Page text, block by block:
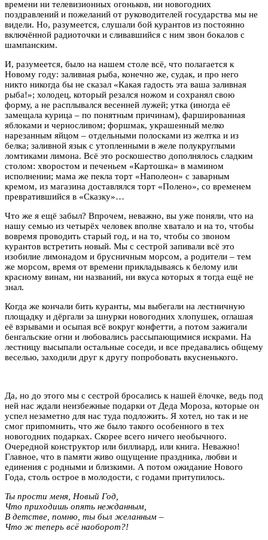
времени ни телевизионных огоньков, ни новогодних
поздравлений и пожеланий от руководителей государства мы не
видели. Но, разумеется, слушали бой курантов из постоянно
включённой радиоточки и сливавшийся с ним звон бокалов с
шампанским.
И, разумеется, было на нашем столе всё, что полагается к
Новому году: заливная рыба, конечно же, судак, и про него
никто никогда бы не сказал «Какая гадость эта ваша заливная
рыба!»; холодец, который резался ножом и сохранял свою
форму, а не расплывался весенней лужей; утка (иногда её
замещала курица – по понятным причинам), фаршированная
яблоками и черносливом; форшмак, украшенный мелко
нарезанным яйцом – отдельными полосками из желтка и из
белка; заливной язык с утопленными в желе полукруглыми
ломтиками лимона. Всё это роскошество дополнялось сладким
столом: хворостом и печеньем «Картошка» в мамином
исполнении; мама же пекла торт «Наполеон» с заварным
кремом, из магазина доставлялся торт «Полено», со временем
превратившийся в «Сказку»…
Что же я ещё забыл? Впрочем, неважно, вы уже поняли, что на
нашу семью из четырёх человек вполне хватало и на то, чтобы
вовремя проводить старый год, и на то, чтобы со звоном
курантов встретить новый. Мы с сестрой запивали всё это
изобилие лимонадом и брусничным морсом, а родители – тем
же морсом, время от времени прикладываясь к белому или
красному винам, ни названий, ни вкуса которых я тогда ещё не
знал.
Когда же кончали бить куранты, мы выбегали на лестничную
площадку и дёргали за шнурки новогодних хлопушек, оглашая
её взрывами и осыпая всё вокруг конфетти, а потом зажигали
бенгальские огни и любовались рассыпающимися искрами. На
лестницу высыпали остальные соседи, и все предавались общему
веселью, заходили друг к другу попробовать вкусненького.
Да, но до этого мы с сестрой бросались к нашей ёлочке, ведь под
ней нас ждали неизбежные подарки от Деда Мороза, которые он
успел незаметно для нас туда подложить. Я хотел, но так и не
смог припомнить, что же было такого особенного в тех
новогодних подарках. Скорее всего ничего необычного.
Очередной конструктор или биллиард, или книга. Неважно!
Главное, что в памяти живо ощущение праздника, любви и
единения с родными и близкими. А потом ожидание Нового
Года, столь острое в молодости, с годами притупилось.
Ты прости меня, Новый Год,
Что приходишь опять нежданным,
В детстве, помню, ты был желанным –
Что ж теперь всё наоборот?!